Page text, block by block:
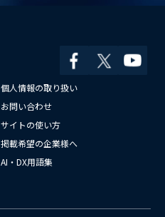
個人情報の取り扱い
お問い合わせ
サイトの使い方
掲載希望の企業様へ
AI・DX用語集